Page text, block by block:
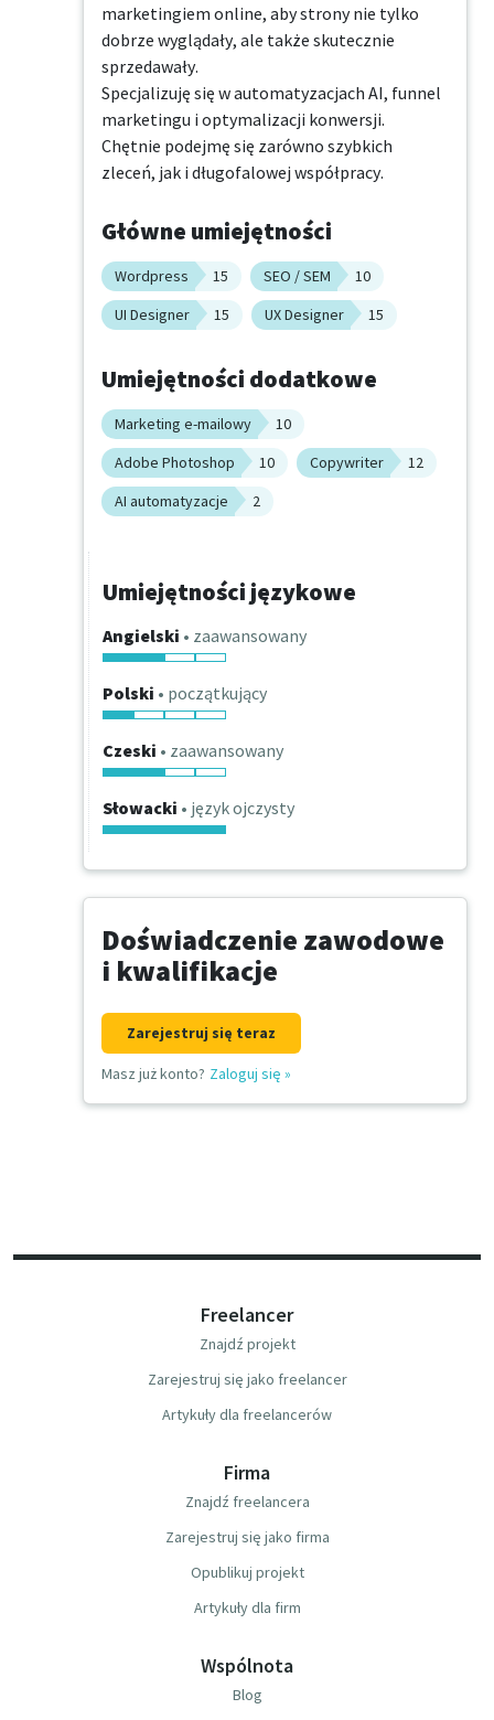
marketingiem online, aby strony nie tylko
dobrze wyglądały, ale także skutecznie
sprzedawały.
Specjalizuję się w automatyzacjach AI, funnel
marketingu i optymalizacji konwersji.
Chętnie podejmę się zarówno szybkich
zleceń, jak i długofalowej współpracy.
Główne umiejętności
Wordpress 15 SEO / SEM
10
UI Designer
15 UX Designer 15
Umiejętności dodatkowe
Marketing e-mailowy
10
Adobe Photoshop
10 Copywriter
12
AI automatyzacje
2
Umiejętności językowe
Angielski • zaawansowany
Polski • początkujący
Czeski • zaawansowany
Słowacki • język ojczysty
Doświadczenie zawodowe
i kwalifikacje
Zarejestruj się teraz
Masz już konto? Zaloguj się »
Freelancer
Znajdź projekt
Zarejestruj się jako freelancer
Artykuły dla freelancerów
Firma
Znajdź freelancera
Zarejestruj się jako firma
Opublikuj projekt
Artykuły dla firm
Wspólnota
Blog